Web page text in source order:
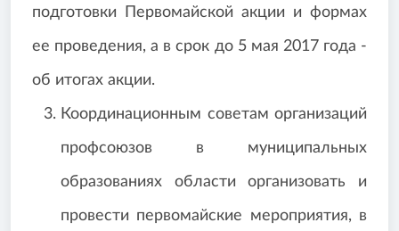
подготовки Первомайской акции и формах
ее проведения, а в срок до 5 мая 2017 года -
об итогах акции.
Координационным советам организаций
профсоюзов в муниципальных
образованиях области организовать и
провести первомайские мероприятия, в